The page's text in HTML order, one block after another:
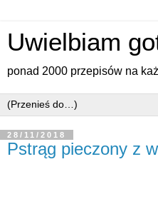
Uwielbiam
ponad 2000 przepisów na
28/11/2018
Pstrąg pieczony z